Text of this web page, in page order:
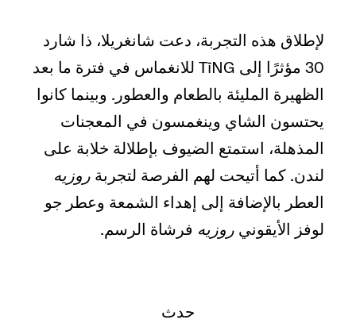
لإطلاق هذه التجربة، دعت شانغريلا، ذا شارد
30 مؤثرًا إلى TīNG للانغماس في فترة ما بعد
الظهيرة المليئة بالطعام والعطور. وبينما كانوا
يحتسون الشاي وينغمسون في المعجنات
المذهلة، استمتع الضيوف بإطلالة خلابة على
لندن. كما أتيحت لهم الفرصة لتجربة روزيه
العطر بالإضافة إلى إهداء الشمعة وعطر جو
لوفز الأيقوني روزيه فرشاة الرسم.
حدث